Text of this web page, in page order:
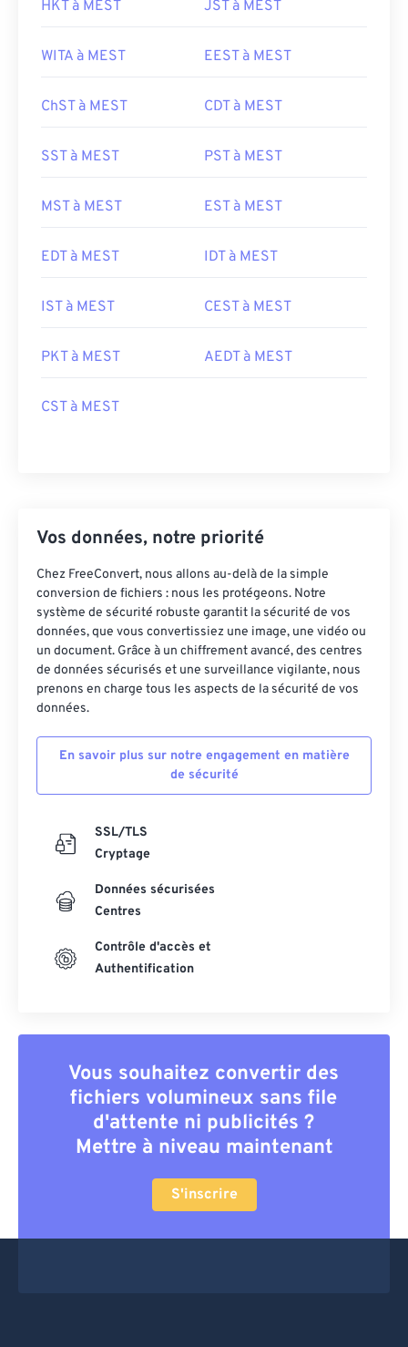
HKT à MEST JST à MEST
WITA à MEST EEST à MEST
ChST à MEST CDT à MEST
SST à MEST PST à MEST
MST à MEST EST à MEST
EDT à MEST IDT à MEST
IST à MEST CEST à MEST
PKT à MEST AEDT à MEST
CST à MEST
Vos données, notre priorité
Chez FreeConvert, nous allons au-delà de la simple
conversion de fichiers : nous les protégeons. Notre
système de sécurité robuste garantit la sécurité de vos
données, que vous convertissiez une image, une vidéo ou
un document. Grâce à un chiffrement avancé, des centres
de données sécurisés et une surveillance vigilante, nous
prenons en charge tous les aspects de la sécurité de vos
données.
En savoir plus sur notre engagement en matière
de sécurité
SSL/TLS
Cryptage
Données sécurisées
Centres
Contrôle d'accès et
Authentification
Vous souhaitez convertir des
fichiers volumineux sans file
d'attente ni publicités ?
Mettre à niveau maintenant
S'inscrire